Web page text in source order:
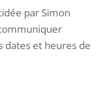
par Simon
dates et heures de